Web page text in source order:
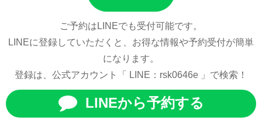
ご予約はLINEでも受付可能です。
LINEに登録していただくと、お得な情報や予約受付が簡単
になります。
登録は、公式アカウント「 LINE：rsk0646e 」で検索！
LINEから予約する